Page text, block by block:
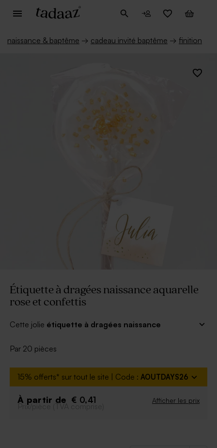
naissance & baptême → cadeau invité baptême → finition
Étiquette à dragées naissance aquarelle
rose et confettis
Cette jolie étiquette à dragées naissance
vos remerciements. Inscrivez le prénom de bébé avec
dans notre outil de personnalisation. Les détails dorés
vous feront de l'oeil ! Le ruban saumon est fourni.
Buromac réf.: 539.006
Par 20 pièces
15% offerts* sur tout le site | Code : AOUTDAYS26
À partir de € 0,41 Afficher les prix
Prix/pièce (TVA comprise)